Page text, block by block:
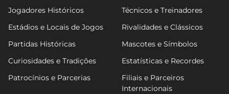
Jogadores Históricos
Técnicos e Treinadores
Estádios e Locais de Jogos
Rivalidades e Clássicos
Partidas Históricas
Mascotes e Símbolos
Curiosidades e Tradições
Estatísticas e Recordes
Patrocínios e Parcerias
Filiais e Parceiros
Internacionais